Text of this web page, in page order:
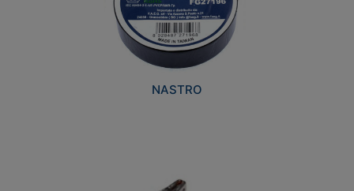
NASTRO